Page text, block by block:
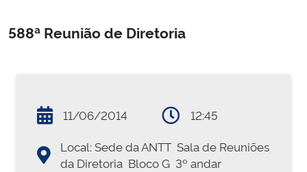
588ª Reunião de Diretoria
11/06/2014
12:45
Local: Sede da ANTT  Sala de Reuniões
da Diretoria  Bloco G  3º andar